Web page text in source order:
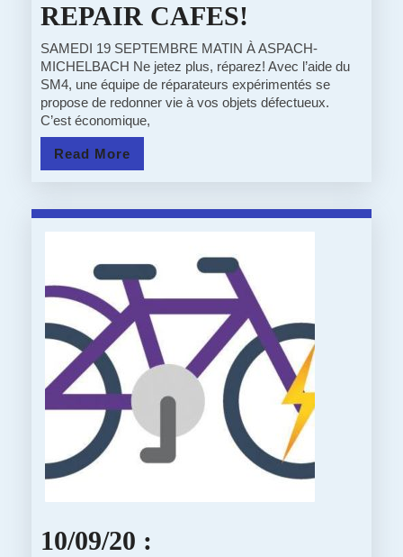
REPAIR CAFES!
:
C’EST
LA
REPAIR
SAMEDI 19 SEPTEMBRE MATIN À ASPACH-
MICHELBACH Ne jetez plus, réparez! Avec l’aide du
SM4, une équipe de réparateurs expérimentés se
propose de redonner vie à vos objets défectueux.
C’est économique,
Read More
More
10/09/20 :